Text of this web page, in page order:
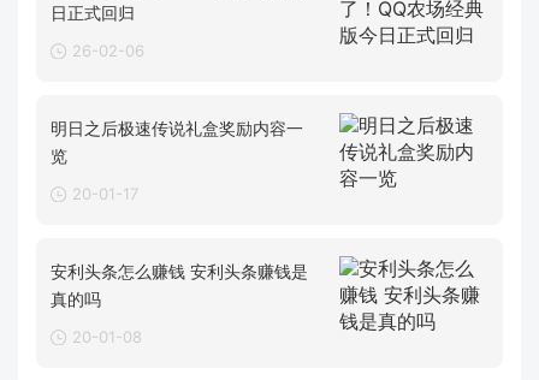
日正式回归
26-02-06
明日之后极速传说礼盒奖励内容一
览
20-01-17
安利头条怎么赚钱 安利头条赚钱是
真的吗
20-01-08